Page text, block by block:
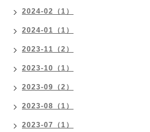
2024-02（1）
2024-01（1）
2023-11（2）
2023-10（1）
2023-09（2）
2023-08（1）
2023-07（1）